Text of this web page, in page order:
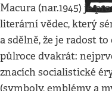
Macura (nar.1945) je
literární vědec, který
a sdělně, že je radost
půlroce dvakrát:
znacích socialistické
(symboly, emblémy a